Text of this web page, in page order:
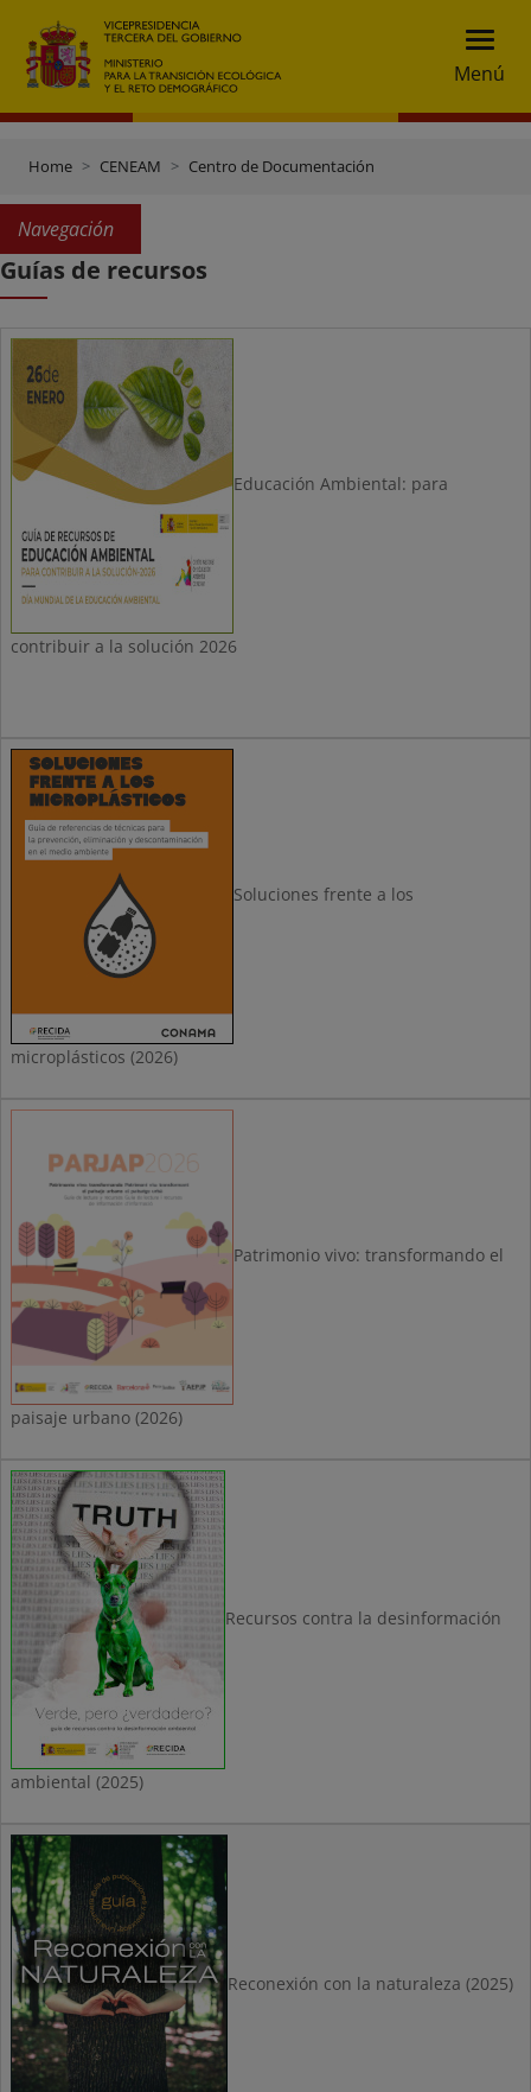
Menú
Home CENEAM Centro de Documentación
Navegación
Guías de recursos
Educación Ambiental: para
contribuir a la solución 2026
Soluciones frente a los
microplásticos (2026)
Patrimonio vivo: transformando el
paisaje urbano (2026)
Recursos contra la desinformación
ambiental (2025)
Reconexión con la naturaleza (2025)